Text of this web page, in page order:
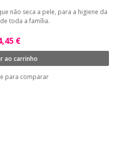
não seca a pele, para a higiene da
toda a família.
€
ao carrinho
para comparar